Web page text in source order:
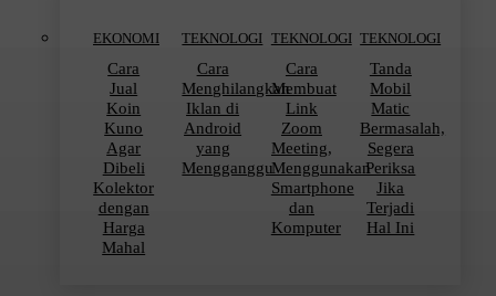
EKONOMI
Cara
Jual
Koin
Kuno
Agar
Dibeli
Kolektor
dengan
Harga
Mahal
TEKNOLOGI
Cara
Menghilangkan
Iklan di
Android
yang
Mengganggu
TEKNOLOGI
Cara
Membuat
Link
Zoom
Meeting,
Menggunakan
Smartphone
dan
Komputer
TEKNOLOGI
Tanda
Mobil
Matic
Bermasalah,
Segera
Periksa
Jika
Terjadi
Hal Ini